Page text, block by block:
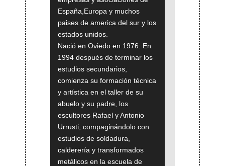
España,Europa y muchos
paises de america del sur y los
estados unidos.
Nació en Oviedo en 1976. En
1994 después de terminar los
estudios secundarios,
comienza su formación técnica
y artística en el taller de su
abuelo y su padre, los
escultores Rafael y Antonio
Urrusti, compaginándolo con
estudios de soldadura,
calderería y transformados
metálicos en la escuela de